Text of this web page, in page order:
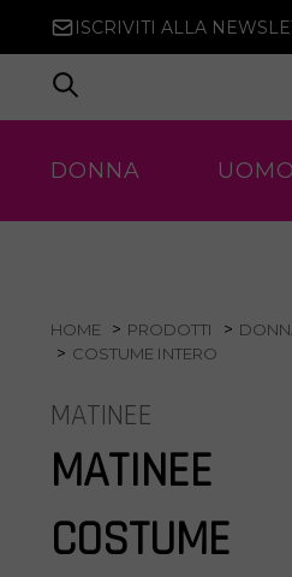
ISCRIVITI ALLA
DONNA UOMO
HOME PRODOTTI
COSTUME INTERO
MATINEE
MATINEE
COSTUME